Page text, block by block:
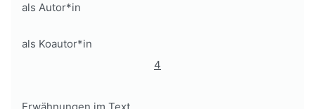
als Autor*in
als Koautor*in
4